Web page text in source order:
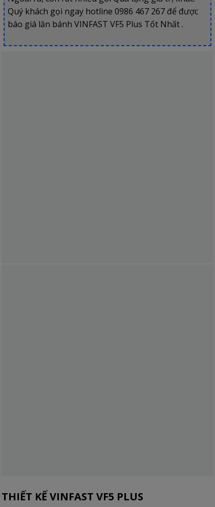
Quý khách gọi ngay hotline 0986 467 267 để được
báo giá lăn bánh VINFAST VF5 Plus Tốt Nhất .
THIẾT KẾ VINFAST VF5 PLUS